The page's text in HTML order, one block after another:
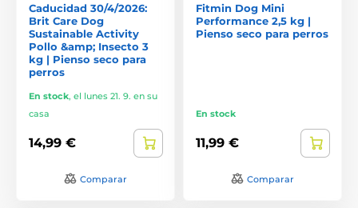
Caducidad 30/4/2026:
Brit Care Dog
Sustainable Activity
Pollo &amp; Insecto 3
kg | Pienso seco para
perros
En stock, el lunes 21. 9. en su
casa
14,99 €
Comparar
Fitmin Dog Mini
Performance 2,5 kg |
Pienso seco para perros
En stock
11,99 €
Comparar